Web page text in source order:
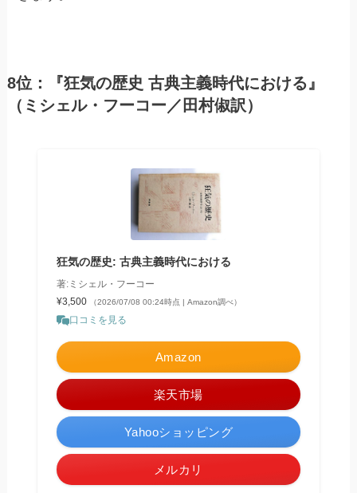
8位：『狂気の歴史 古典主義時代における』
（ミシェル・フーコー／田村俶訳）
狂気の歴史: 古典主義時代における
著:ミシェル・フーコー
¥3,500
（2026/07/08 00:24時点 | Amazon調べ）
口コミを見る
Amazon
楽天市場
Yahooショッピング
メルカリ